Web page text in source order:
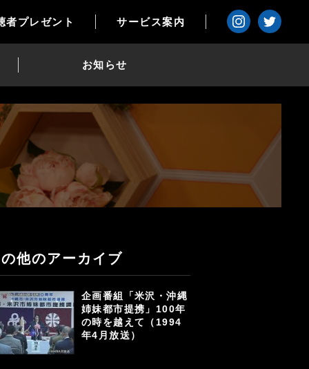
者プレゼント サービス案内
お知らせ
その他のアーカイブ
企画番組「米沢・沖縄
姉妹都市提携」100年
の時を越えて（1994
年4月放送）